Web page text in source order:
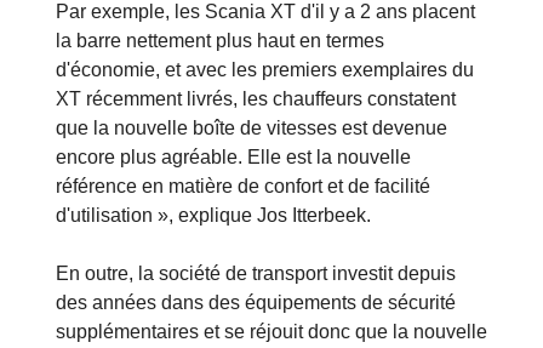
Par exemple, les Scania XT d'il y a 2 ans placent
la barre nettement plus haut en termes
d'économie, et avec les premiers exemplaires du
XT récemment livrés, les chauffeurs constatent
que la nouvelle boîte de vitesses est devenue
encore plus agréable. Elle est la nouvelle
référence en matière de confort et de facilité
d'utilisation », explique Jos Itterbeek.
En outre, la société de transport investit depuis
des années dans des équipements de sécurité
supplémentaires et se réjouit donc que la nouvelle